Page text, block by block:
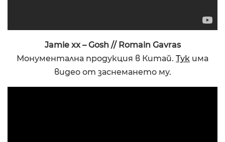
Jamie xx – Gosh // Romain Gavras
Монументална продукция в Китай. Тук има
видео от заснемането му.